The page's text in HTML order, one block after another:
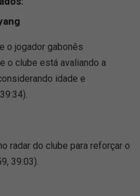
o jogador gabonês
o clube está avaliando a
idade e
radar do clube para reforçar o
39:03).